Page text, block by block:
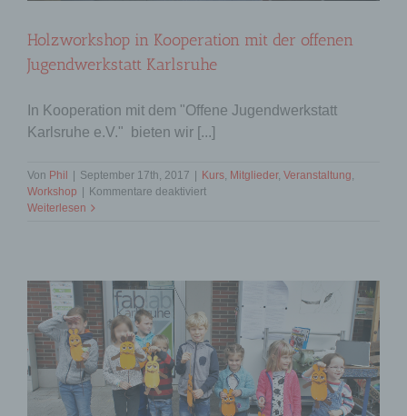
Holzworkshop in Kooperation mit der offenen
Jugendwerkstatt Karlsruhe
In Kooperation mit dem "Offene Jugendwerkstatt
Karlsruhe e.V." bieten wir [...]
Von Phil September 17th, 2017 Kurs, Mitglieder, Veranstaltung,
Workshop
Kommentare deaktiviertfür
offenen
Jugendwerkstatt
Karlsruhe
Weiterlesen